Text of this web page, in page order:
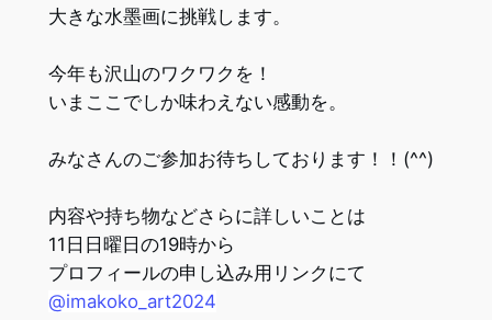
大きな水墨画に挑戦します。
今年も沢山のワクワクを！
いまここでしか味わえない感動を。
みなさんのご参加お待ちしております！！(^^)
内容や持ち物などさらに詳しいことは
11日日曜日の19時から
プロフィールの申し込み用リンクにて
@imakoko_art2024